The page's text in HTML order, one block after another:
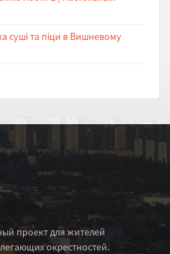
суші та піци в Вишневому
проект для жителей
окрестностей.